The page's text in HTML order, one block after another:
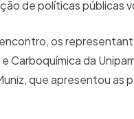
de políticas públicas
os
e Carboquímica da
que apresentou as